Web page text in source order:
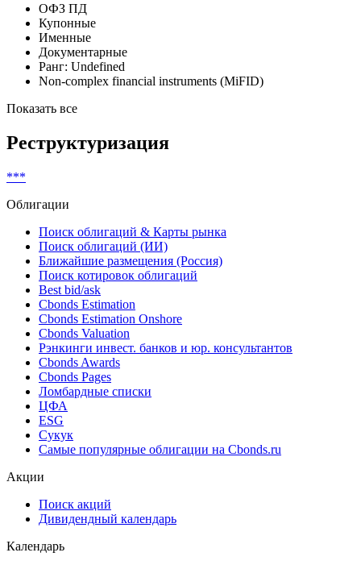
ОФЗ ПД
Купонные
Именные
Документарные
Ранг: Undefined
Non-complex financial instruments (MiFID)
Показать все
Реструктуризация
***
Облигации
Поиск облигаций & Карты рынка
Поиск облигаций (ИИ)
Ближайшие размещения (Россия)
Поиск котировок облигаций
Best bid/ask
Cbonds Estimation
Cbonds Estimation Onshore
Cbonds Valuation
Рэнкинги инвест. банков и юр. консультантов
Cbonds Awards
Cbonds Pages
Ломбардные списки
ЦФА
ESG
Сукук
Самые популярные облигации на Cbonds.ru
Акции
Поиск акций
Дивидендный календарь
Календарь